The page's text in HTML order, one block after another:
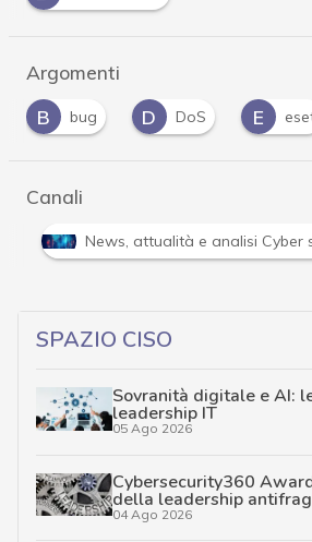
Argomenti
B
bug D DoS E
Canali
Attacchi hacker e Malware: le ultime
SPAZIO CISO
Sovranità digitale e AI:
leadership IT
05 Ago 2026
Cybersecurity360
della leadership
04 Ago 2026